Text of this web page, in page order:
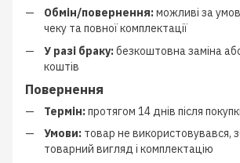
Обмін/повернення:можливі за
чеку та повної комплектації
У разі браку:безкоштовна заміна
коштів
Повернення
Термін:протягом 14 днів після
Умови: товар не використовувався,
товарний вигляд і комплектацію